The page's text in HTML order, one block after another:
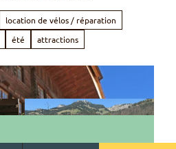
location de vélos / réparation
été attractions